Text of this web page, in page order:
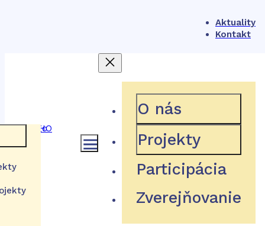
Aktuality
Kontakt
O nás
Projekty
Participácia
Zverejňovanie
404
Hľadaná stránka neexistuje